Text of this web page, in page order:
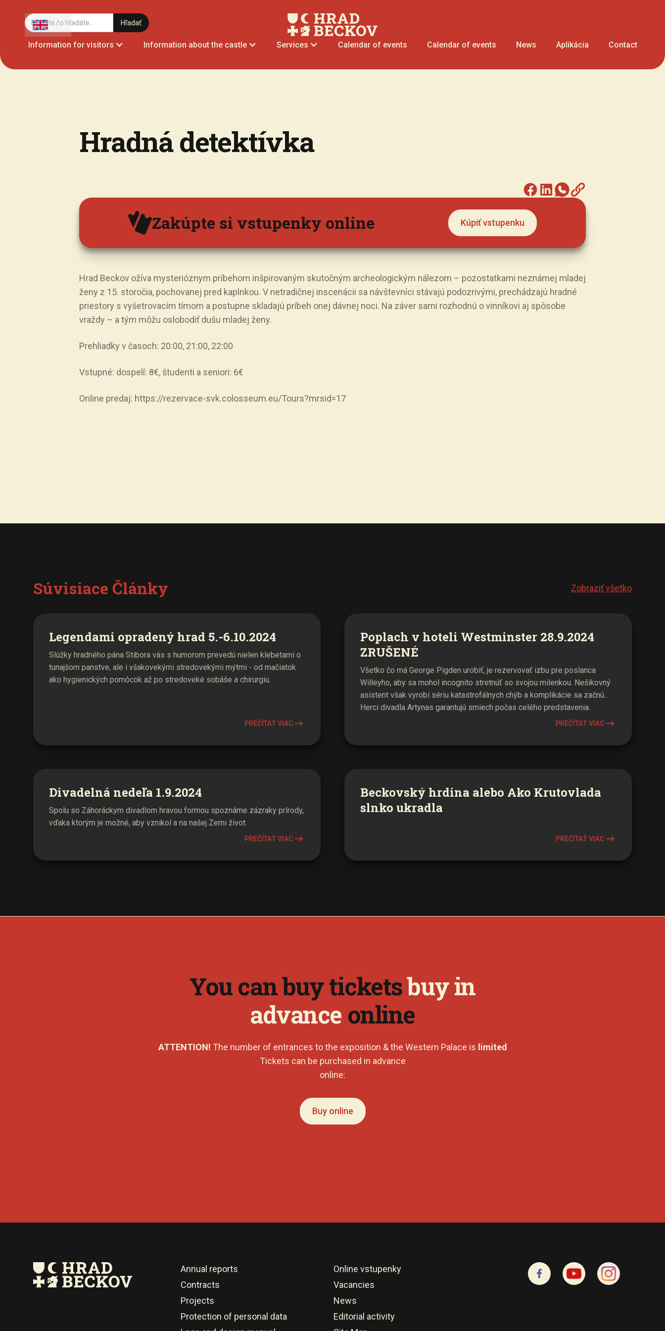
Information for visitors Information about the castle Services Calendar of events Calendar of events News Aplikácia Contact
Hradná detektívka
Zakúpte si vstupenky online Kúpiť vstupenku
Hrad Beckov ožíva mysterióznym príbehom inšpirovaným skutočným archeologickým nálezom – pozostatkami neznámej mladej
ženy z 15. storočia, pochovanej pred kaplnkou. V netradičnej inscenácii sa návštevníci stávajú podozrivými, prechádzajú hradné
priestory s vyšetrovacím tímom a postupne skladajú príbeh onej dávnej noci. Na záver sami rozhodnú o vinníkovi aj spôsobe
vraždy – a tým môžu oslobodiť dušu mladej ženy.
Prehliadky v časoch: 20:00, 21:00, 22:00
Vstupné: dospelí: 8€, študenti a seniori: 6€
Online predaj: https://rezervace-svk.colosseum.eu/Tours?mrsid=17
Súvisiace Články Zobraziť všetko
Legendami opradený hrad 5.-6.10.2024
Slúžky hradného pána Stibora vás s humorom prevedú nielen klebetami o
tunajšom panstve, ale i všakovekými stredovekými mýtmi - od mačiatok
ako hygienických pomôcok až po stredoveké sobáše a chirurgiu.
PREČÍTAŤ VIAC
Poplach v hoteli Westminster 28.9.2024
ZRUŠENÉ
Všetko čo má George Pigden urobiť, je rezervovať izbu pre poslanca
Willeyho, aby sa mohol incognito stretnúť so svojou milenkou. Nešikovný
asistent však vyrobí sériu katastrofálnych chýb a komplikácie sa začnú...
Herci divadla Artynas garantujú smiech počas celého predstavenia.
PREČÍTAŤ VIAC
Divadelná nedeľa 1.9.2024
Spolu so Záhoráckym divadlom hravou formou spoznáme zázraky prírody,
vďaka ktorým je možné, aby vznikol a na našej Zemi život.
PREČÍTAŤ VIAC
Beckovský hrdina alebo Ako Krutovlada
slnko ukradla
PREČÍTAŤ VIAC
You can buy ticketsbuy in
advance online
ATTENTION! The number of entrances to the exposition & the Western Palace is limited
Tickets can be purchased in advance
online:
Buy online
Annual reports
Online vstupenky
Contracts
Vacancies
Projects
News
Protection of personal data
Editorial activity